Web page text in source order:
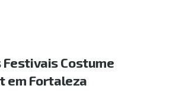
Costume
em Fortaleza